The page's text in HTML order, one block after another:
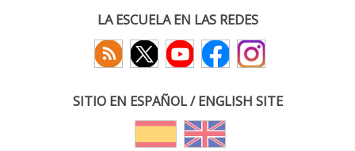
LA ESCUELA EN LAS REDES
SITIO EN ESPAÑOL / ENGLISH SITE